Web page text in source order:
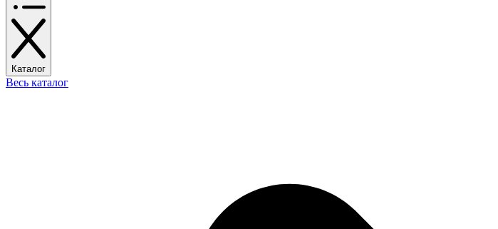
Каталог
Весь каталог